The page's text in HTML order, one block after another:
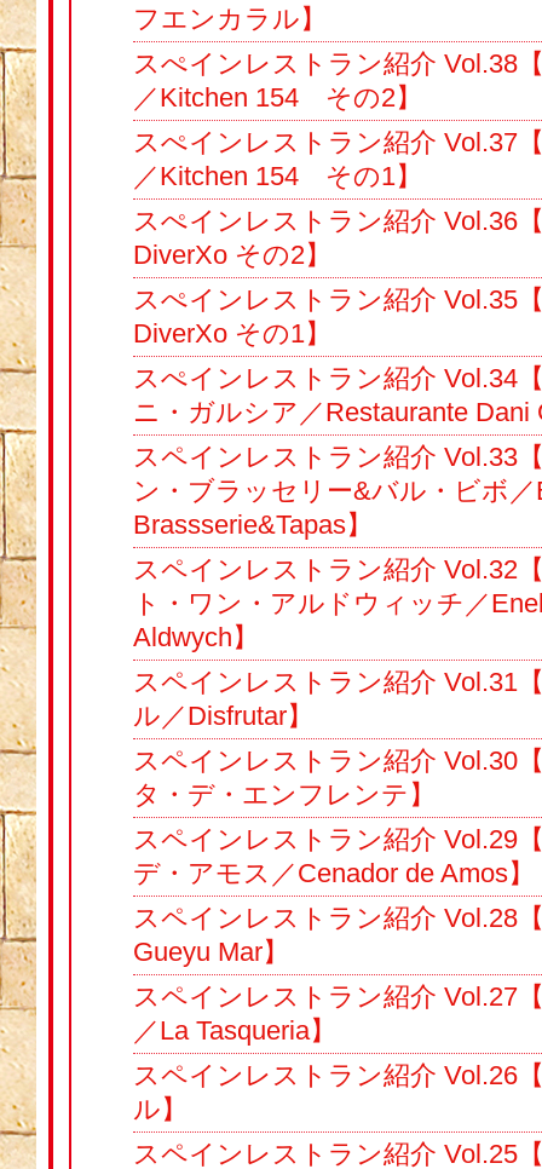
フエンカラル】
スぺインレストラン紹介 Vol.38
／Kitchen 154 その2】
スぺインレストラン紹介 Vol.37
／Kitchen 154 その1】
スぺインレストラン紹介 Vol.36
DiverXo その2】
スぺインレストラン紹介 Vol.35
DiverXo その1】
スぺインレストラン紹介 Vol.34
ニ・ガルシア／Restaurante Dani
スペインレストラン紹介 Vol.33
ン・ブラッセリー&バル・ビボ／
Brassserie&Tapas】
スペインレストラン紹介 Vol.32
ト・ワン・アルドウィッチ／
Aldwych】
スペインレストラン紹介 Vol.31
ル／Disfrutar】
スペインレストラン紹介 Vol.30
タ・デ・エンフレンテ】
スペインレストラン紹介 Vol.29
デ・アモス／Cenador de Amos】
スペインレストラン紹介 Vol.28
Gueyu Mar】
スペインレストラン紹介 Vol.27
／La Tasqueria】
スペインレストラン紹介 Vol.26
ル】
スペインレストラン紹介 Vol.25